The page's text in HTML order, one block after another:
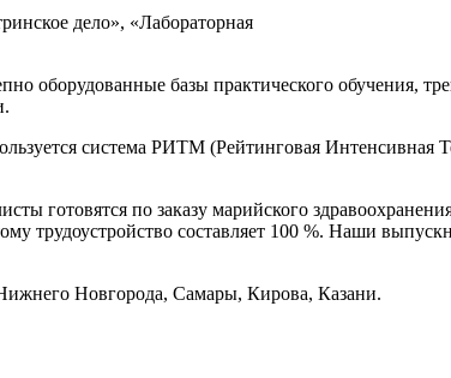
дело», «Лабораторная
оборудованные базы практического обучения,
система РИТМ (Рейтинговая Интенсивная
готовятся по заказу марийского
трудоустройство составляет 100 %. Наши
Новгорода, Самары, Кирова, Казани.